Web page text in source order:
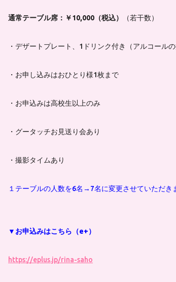
通常テーブル席：￥10,000（税込） （若干数）
・デザートプレート、1ドリンク付き（アルコール
・お申し込みはおひとり様1枚まで
・お申込みは高校生以上のみ
・グータッチお見送り会あり
・撮影タイムあり
１テーブルの人数を6名→7名に変更させていただき
▼お申込みはこちら（e+）
https://eplus.jp/rina-saho